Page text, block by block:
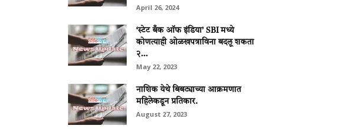
April 26, 2024
‘स्टेट बँक ऑफ इंडिया’ SBI मध्ये
कोणत्याही ओळखपत्राविना बदलू शकता
२...
May 22, 2023
नाशिक येथे बिबट्याच्या आक्रमणात
महिलेकडून प्रतिकार.
August 27, 2023